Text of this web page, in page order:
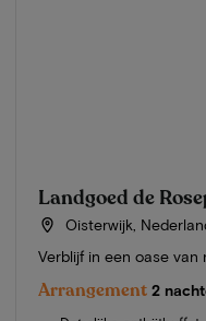
Landgoed de
Oisterwijk,
Verblijf in een oase
Arrangement 2